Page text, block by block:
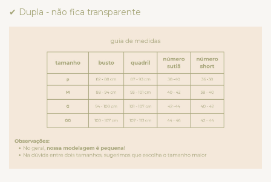
✔ Dupla - não fica transparente